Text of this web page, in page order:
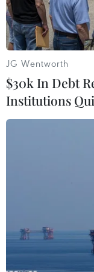
Ông Luis David,
Quốc tế
Theo phóng
16/12, tại thủ
Hợp tác Quốc
JG Wentworth
$30k In Debt
Institutions